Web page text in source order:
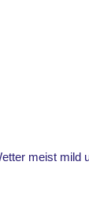
meist mild